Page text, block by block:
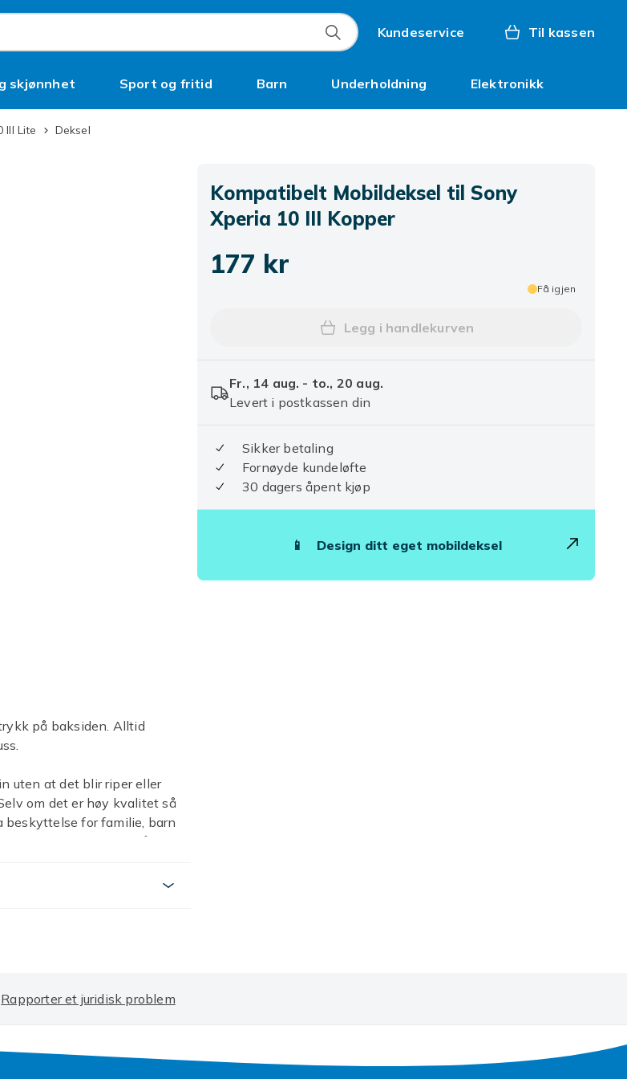
Kundeservice Til kassen
skjønnhet Sport og fritid Barn Underholdning Elektronikk
III Lite Deksel
på baksiden. Alltid
uten at det blir riper eller
om det er høy kvalitet så
beskyttelse for familie, barn
er utviklet av oss på
og elegant
Kompatibelt Mobildeksel til Sony
Xperia 10 III Kopper
177 kr
Få igjen
Legg Kompatibelt Mobildeksel til
Legg i handlekurven
Fr., 14 aug. - to., 20 aug.
Levert i postkassen din
Sikker betaling
Fornøyde kundeløfte
30 dagers åpent kjøp
📱 Design ditt eget mobildeksel
Rapporter et juridisk problem